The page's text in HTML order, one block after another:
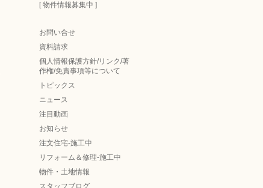
[ 物件情報募集中 ]
お問い合せ
資料請求
個人情報保護方針/リンク/著
作権/免責事項等について
トピックス
ニュース
注目動画
お知らせ
注文住宅-施工中
リフォーム＆修理-施工中
物件・土地情報
スタッフブログ